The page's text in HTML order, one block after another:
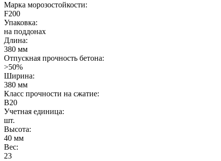
Марка морозостойкости:
F200
Упаковка:
на поддонах
Длина:
380 мм
Отпускная прочность бетона:
>50%
Ширина:
380 мм
Класс прочности на сжатие:
B20
Учетная единица:
шт.
Высота:
40 мм
Вес:
23